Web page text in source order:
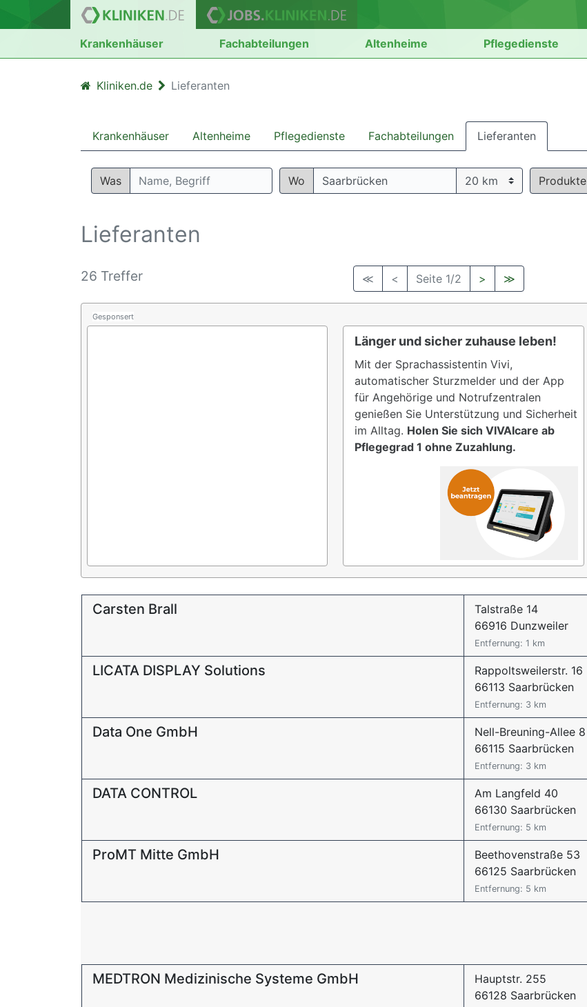
Krankenhäuser Fachabteilungen Altenheime Pflegedienste
Kliniken.de Lieferanten
Krankenhäuser Altenheime Pflegedienste Fachabteilungen Lieferanten
Was Wo Produkte
Lieferanten
26 Treffer ≪ < Seite 1/2 > ≫
Gesponsert
Länger und sicher zuhause leben!
Mit der Sprachassistentin Vivi,
automatischer Sturzmelder und der App
für Angehörige und Notrufzentralen
genießen Sie Unterstützung und Sicherheit
im Alltag. Holen Sie sich VIVAIcare ab
Pflegegrad 1 ohne Zuzahlung.
Carsten Brall
Talstraße 14
66916 Dunzweiler
Entfernung: 1 km
LICATA DISPLAY Solutions
Rappoltsweilerstr. 16
66113 Saarbrücken
Entfernung: 3 km
Data One GmbH
Nell-Breuning-Allee 8
66115 Saarbrücken
Entfernung: 3 km
DATA CONTROL
Am Langfeld 40
66130 Saarbrücken
Entfernung: 5 km
ProMT Mitte GmbH
Beethovenstraße 53
66125 Saarbrücken
Entfernung: 5 km
MEDTRON Medizinische Systeme GmbH
Hauptstr. 255
66128 Saarbrücken